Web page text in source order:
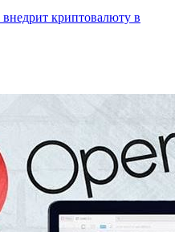
криптовалюту в